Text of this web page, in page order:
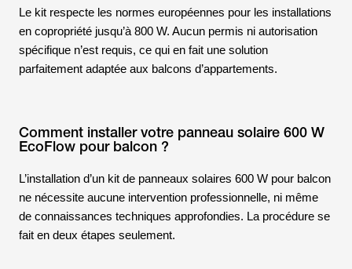
Le kit respecte les normes européennes pour les installations
en copropriété jusqu’à 800 W. Aucun permis ni autorisation
spécifique n’est requis, ce qui en fait une solution
parfaitement adaptée aux balcons d’appartements.
Comment installer votre panneau solaire 600 W
EcoFlow pour balcon ?
L’installation d’un kit de panneaux solaires 600 W pour balcon
ne nécessite aucune intervention professionnelle, ni même
de connaissances techniques approfondies. La procédure se
fait en deux étapes seulement.